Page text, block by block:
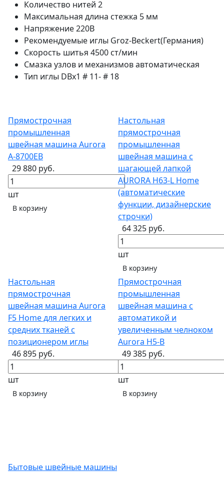
Количество нитей 2
Максимальная длина стежка 5 мм
Напряжение220В
Рекомендуемые иглы Groz-Beckert(Германия)
Скорость шитья 4500 ст/мин
Смазка узлов и механизмовавтоматическая
Тип иглы DBx1 # 11- # 18
Прямострочная
промышленная
швейная машина Aurora
A-8700EB
29 880 руб.
шт
В корзину
Настольная
прямострочная
промышленная
швейная машина с
шагающей лапкой
AURORA H63-L Home
(автоматические
функции, дизайнерские
строчки)
64 325 руб.
шт
В корзину
Настольная
прямострочная
швейная машина Aurora
F5 Home для легких и
средних тканей с
позиционером иглы
46 895 руб.
шт
В корзину
Прямострочная
промышленная
швейная машина с
автоматикой и
увеличенным челноком
Aurora H5-B
49 385 руб.
шт
В корзину
Бытовые швейные машины